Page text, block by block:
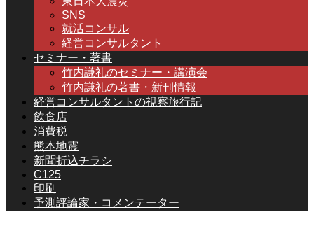
SNS
就活コンサル
経営コンサルタント
セミナー・著書
竹内謙礼のセミナー・講演会
竹内謙礼の著書・新刊情報
経営コンサルタントの視察旅行記
飲食店
消費税
熊本地震
新聞折込チラシ
C125
印刷
予測評論家・コメンテーター